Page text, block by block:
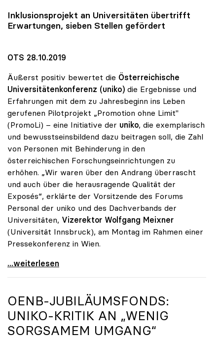
Inklusionsprojekt an Universitäten übertrifft
Erwartungen, sieben Stellen gefördert
OTS 28.10.2019
Äußerst positiv bewertet die Österreichische
Universitätenkonferenz (uniko) die Ergebnisse und
Erfahrungen mit dem zu Jahresbeginn ins Leben
gerufenen Pilotprojekt „Promotion ohne Limit"
(PromoLi) – eine Initiative der uniko, die exemplarisch
und bewusstseinsbildend dazu beitragen soll, die Zahl
von Personen mit Behinderung in den
österreichischen Forschungseinrichtungen zu
erhöhen. „Wir waren über den Andrang überrascht
und auch über die herausragende Qualität der
Exposés“, erklärte der Vorsitzende des Forums
Personal der uniko und des Dachverbands der
Universitäten, Vizerektor Wolfgang Meixner
(Universität Innsbruck), am Montag im Rahmen einer
Pressekonferenz in Wien.
„Promotion ohne Limit“: Überraschende Qualität bei
...weiterlesen
OENB-JUBILÄUMSFONDS:
UNIKO-KRITIK AN „WENIG
SORGSAMEM UMGANG“